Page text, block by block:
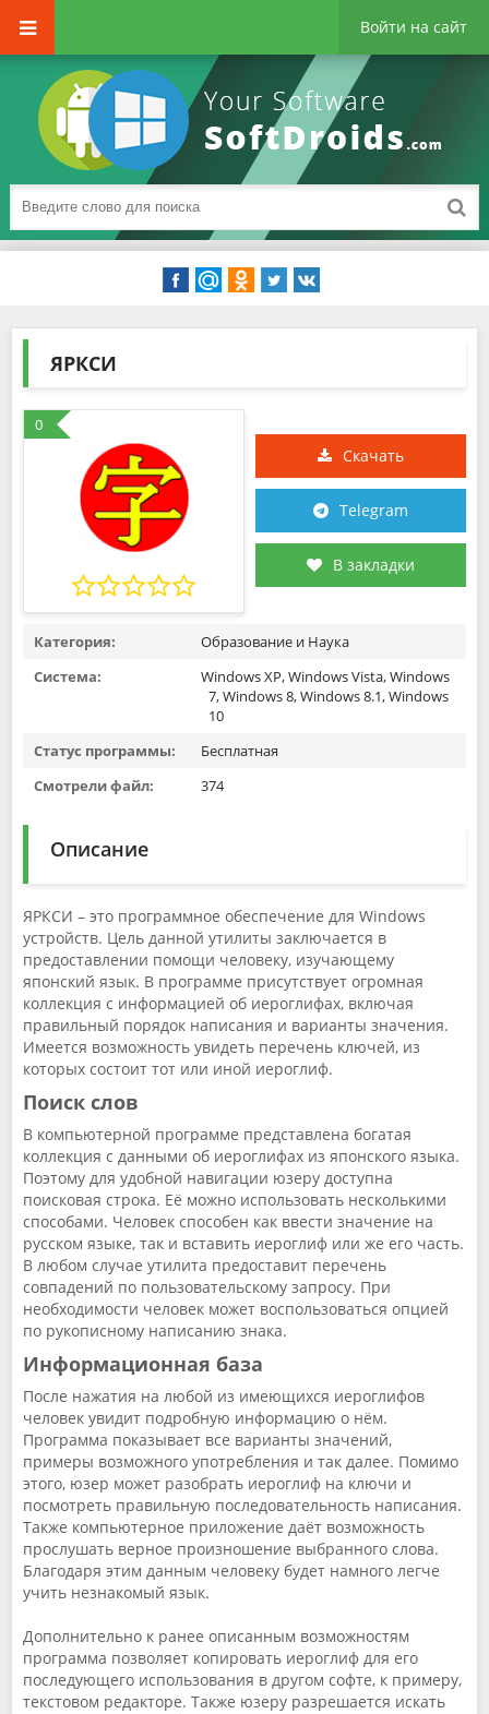
Войти на сайт
ЯРКСИ
0
Скачать
Telegram
В закладки
Категория:
Образование и Наука
Система:
Windows XP, Windows Vista, Windows
7, Windows 8, Windows 8.1, Windows
10
Статус программы:
Бесплатная
Смотрели файл:
374
Описание
ЯРКСИ – это программное обеспечение для Windows
устройств. Цель данной утилиты заключается в
предоставлении помощи человеку, изучающему
японский язык. В программе присутствует огромная
коллекция с информацией об иероглифах, включая
правильный порядок написания и варианты значения.
Имеется возможность увидеть перечень ключей, из
которых состоит тот или иной иероглиф.
Поиск слов
В компьютерной программе представлена богатая
коллекция с данными об иероглифах из японского языка.
Поэтому для удобной навигации юзеру доступна
поисковая строка. Её можно использовать несколькими
способами. Человек способен как ввести значение на
русском языке, так и вставить иероглиф или же его часть.
В любом случае утилита предоставит перечень
совпадений по пользовательскому запросу. При
необходимости человек может воспользоваться опцией
по рукописному написанию знака.
Информационная база
После нажатия на любой из имеющихся иероглифов
человек увидит подробную информацию о нём.
Программа показывает все варианты значений,
примеры возможного употребления и так далее. Помимо
этого, юзер может разобрать иероглиф на ключи и
посмотреть правильную последовательность написания.
Также компьютерное приложение даёт возможность
прослушать верное произношение выбранного слова.
Благодаря этим данным человеку будет намного легче
учить незнакомый язык.
Дополнительно к ранее описанным возможностям
программа позволяет копировать иероглиф для его
последующего использования в другом софте, к примеру,
текстовом редакторе. Также юзеру разрешается искать